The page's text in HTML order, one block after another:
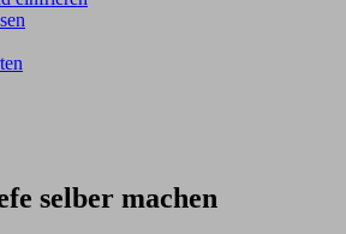
selber machen